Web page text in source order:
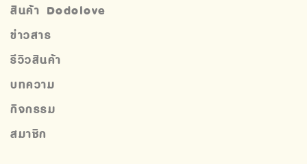
สินค้า Dodolove
ข่าวสาร
รีวิวสินค้า
บทความ
กิจกรรม
สมาชิก